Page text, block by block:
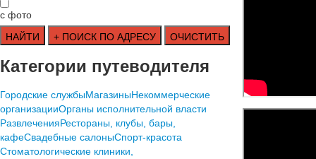
с фото
Категории путеводителя
Городские службыМагазиныНекоммерческие
организацииОрганы исполнительной власти
РазвлеченияРестораны, клубы, бары,
кафеСвадебные салоныСпорт-красота
Стоматологические клиники,